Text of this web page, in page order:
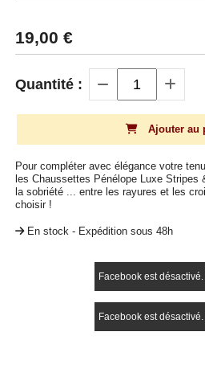
19,00 €
Quantité :
Ajouter au
Pour compléter avec élégance votre
les Chaussettes Pénélope Luxe Stripes
la sobriété ... entre les rayures et les
choisir !
En stock - Expédition sous 48h
Facebook est désactivé.
Facebook est désactivé.